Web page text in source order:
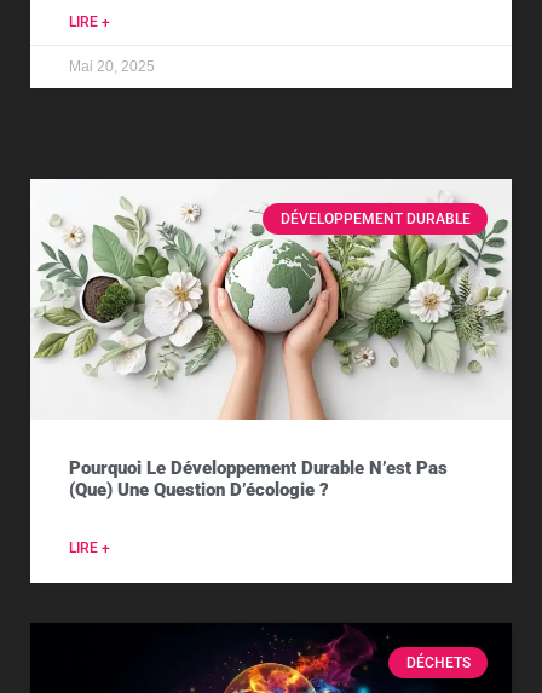
LIRE +
Mai 20, 2025
DÉVELOPPEMENT DURABLE
Pourquoi Le Développement Durable N’est Pas
(que) Une Question D’écologie ?
LIRE +
DÉCHETS